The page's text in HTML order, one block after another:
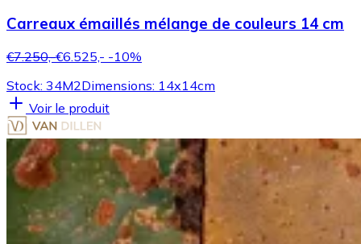
Carreaux émaillés mélange de couleurs 14 cm
€7.250,-€6.525,- -10%
Stock: 34M2Dimensions: 14x14cm
Voir le produit